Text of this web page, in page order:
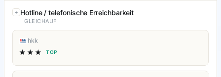
Hotline / telefonische Erreichbarkeit
GLEICHAUF
hkk
★★★ TOP